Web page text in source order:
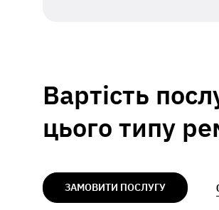
Вартість
цього типу
ЗАМОВИТИ ПОСЛУГУ